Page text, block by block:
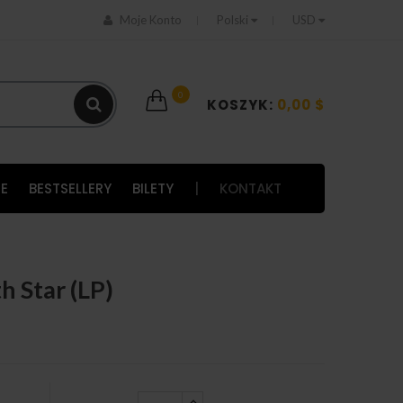
Moje Konto Polski USD
0
KOSZYK: 0,00 $
BESTSELLERY BILETY KONTAKT
Star (LP)